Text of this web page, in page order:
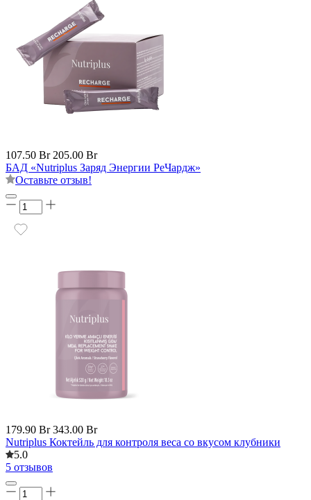
107.50 Br 205.00 Br
БАД «Nutriplus Заряд Энергии РеЧардж»
Оставьте отзыв!
179.90 Br 343.00 Br
Nutriplus Коктейль для контроля веса со вкусом клубники
5.0
5 отзывов